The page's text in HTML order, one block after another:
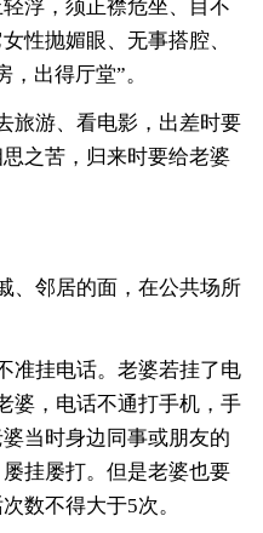
浮，须正襟危坐、目不
性抛媚眼、无事搭腔、
出得厅堂”。
旅游、看电影，出差时要
之苦，归来时要给老婆
、邻居的面，在公共场所
准挂电话。老婆若挂了电
婆，电话不通打手机，手
当时身边同事或朋友的
挂屡打。但是老婆也要
数不得大于5次。